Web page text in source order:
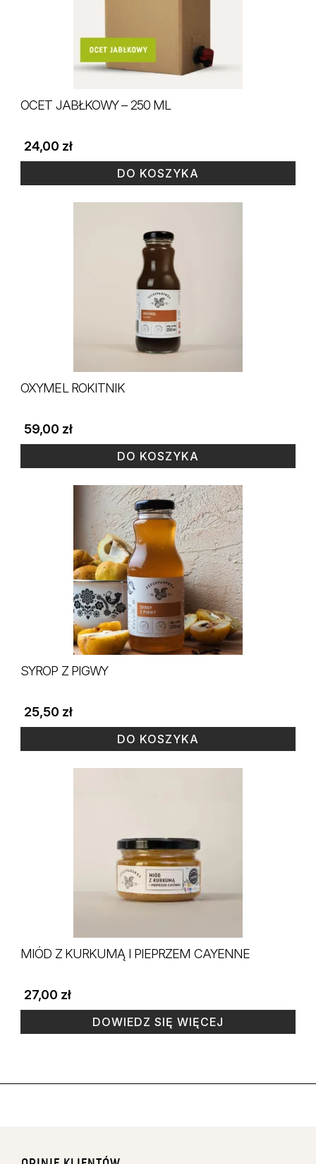
OCET JABŁKOWY – 250 ML
24,00 zł
DO KOSZYKA
OXYMEL ROKITNIK
59,00 zł
DO KOSZYKA
SYROP Z PIGWY
25,50 zł
DO KOSZYKA
MIÓD Z KURKUMĄ I PIEPRZEM CAYENNE
27,00 zł
DOWIEDZ SIĘ WIĘCEJ